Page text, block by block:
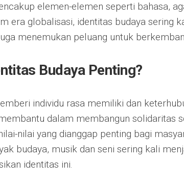
elemen-elemen seperti bahasa,
era globalisasi, identitas budaya sering
menemukan peluang untuk
Budaya Penting?
individu rasa memiliki dan
dalam membangun solidaritas
nilai yang dianggap penting bagi
budaya, musik dan seni sering kali
identitas ini.